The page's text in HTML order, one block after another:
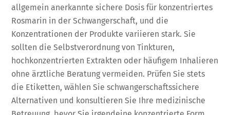
allgemein anerkannte sichere Dosis für konzentriertes
Rosmarin in der Schwangerschaft, und die
Konzentrationen der Produkte variieren stark. Sie
sollten die Selbstverordnung von Tinkturen,
hochkonzentrierten Extrakten oder häufigem Inhalieren
ohne ärztliche Beratung vermeiden. Prüfen Sie stets
die Etiketten, wählen Sie schwangerschaftssichere
Alternativen und konsultieren Sie Ihre medizinische